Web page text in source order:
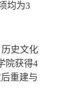
均为3
史文化
院获得4
重建与